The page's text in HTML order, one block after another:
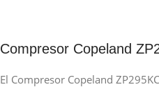
Compresor Copeland
El Compresor Copeland